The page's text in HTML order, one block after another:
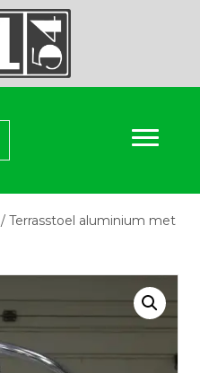
/ Terrasstoel aluminium met